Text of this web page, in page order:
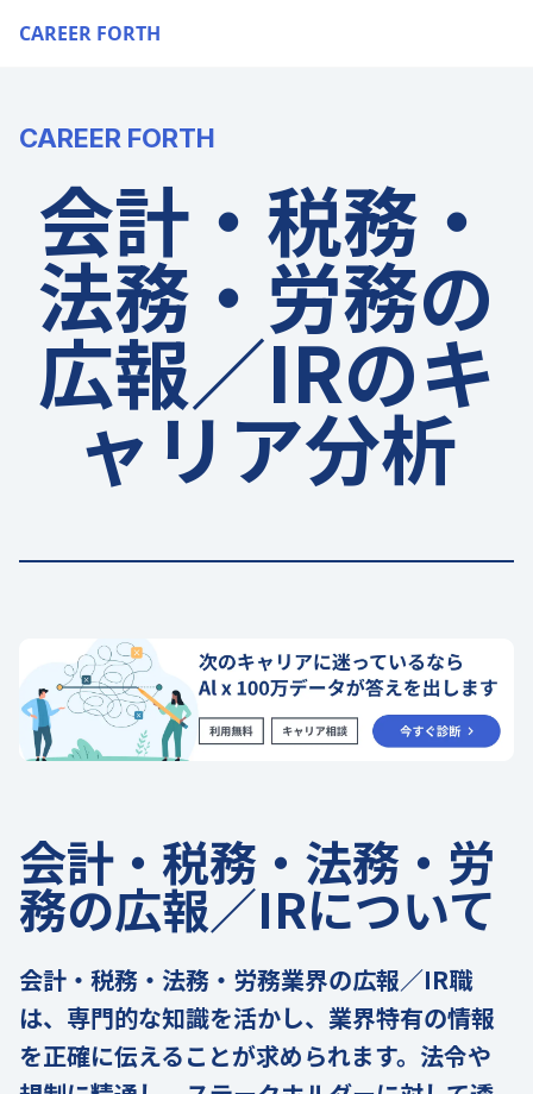
CAREER FORTH
CAREER FORTH
会計・税務・
法務・労務の
広報／IRのキ
ャリア分析
会計・税務・法務・労
務の広報／IRについて
会計・税務・法務・労務業界の広報／IR職
は、専門的な知識を活かし、業界特有の情報
を正確に伝えることが求められます。法令や